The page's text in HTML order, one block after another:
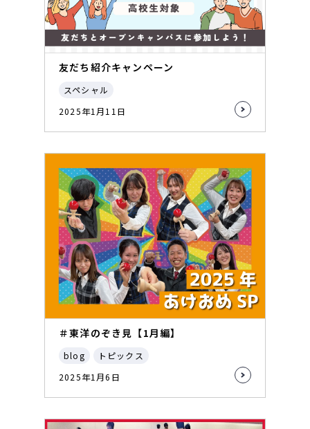
友だち紹介キャンペーン
スペシャル
2025年1月11日
＃東洋のぞき見【1月編】
blog
トピックス
2025年1月6日